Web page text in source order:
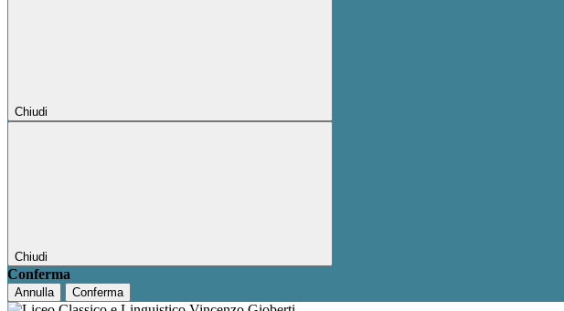
Chiudi
Chiudi
Conferma
Annulla Conferma